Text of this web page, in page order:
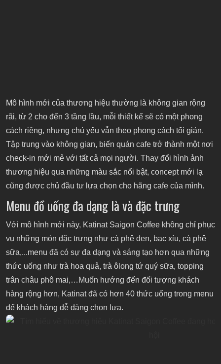
Mô hình mới của thương hiệu thường là không gian rộng
rãi, từ 2 cho đến 3 tầng lầu, mỗi thiết kế sẽ có một phong
cách riêng, nhưng chủ yếu vẫn theo phong cách tối giản.
Tập trung vào không gian, biến quán cafe trở thành một nơi
check-in mới mẻ với tất cả mọi người. Thay đổi hình ảnh
thương hiệu qua những màu sắc nổi bật, concept mới lạ
cũng được chủ đầu tư lựa chọn cho hãng cafe của mình.
Menu đồ uống đa dạng là và đặc trưng
Với mô hình mới này, Katinat Saigon Coffee không chỉ phục
vụ những món đặc trưng như cà phê đen, bạc xỉu, cà phê
sữa,...menu đã có sự đa dạng và sáng tạo hơn qua những
thức uống như trà hoa quả, trà ôlong tứ quý sữa, topping
trân châu phô mai,…Muốn hướng đến đối tượng khách
hàng rộng hơn, Katinat đã có hơn 40 thức uống trong menu
để khách hàng dễ dàng chọn lựa.